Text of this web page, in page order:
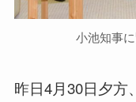
小池知事
昨日4月30日夕方